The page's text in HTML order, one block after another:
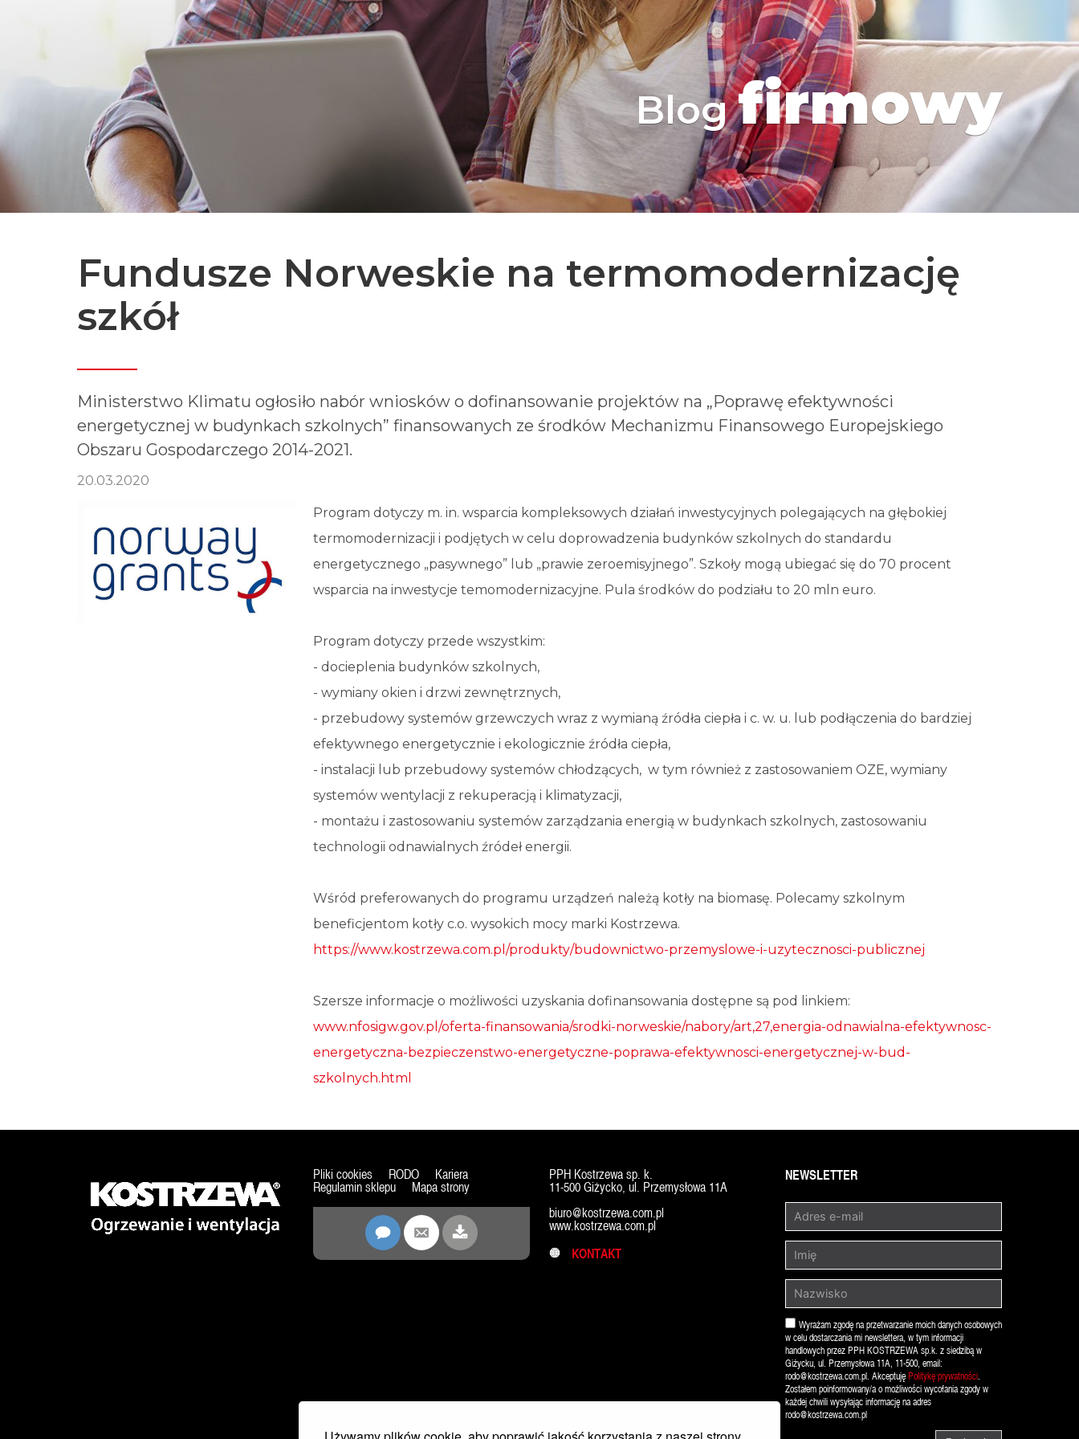
Blogfirmowy
Fundusze Norweskie na termomodernizację
szkół
Ministerstwo Klimatu ogłosiło nabór wniosków o dofinansowanie projektów na „Poprawę efektywności
energetycznej w budynkach szkolnych” finansowanych ze środków Mechanizmu Finansowego Europejskiego
Obszaru Gospodarczego 2014-2021.
20.03.2020
Program dotyczy m. in. wsparcia kompleksowych działań inwestycyjnych polegających na głębokiej
termomodernizacji i podjętych w celu doprowadzenia budynków szkolnych do standardu
energetycznego „pasywnego” lub „prawie zeroemisyjnego”. Szkoły mogą ubiegać się do 70 procent
wsparcia na inwestycje temomodernizacyjne. Pula środków do podziału to 20 mln euro.
Program dotyczy przede wszystkim:
- docieplenia budynków szkolnych,
- wymiany okien i drzwi zewnętrznych,
- przebudowy systemów grzewczych wraz z wymianą źródła ciepła i c. w. u. lub podłączenia do bardziej
efektywnego energetycznie i ekologicznie źródła ciepła,
- instalacji lub przebudowy systemów chłodzących, w tym również z zastosowaniem OZE, wymiany
systemów wentylacji z rekuperacją i klimatyzacji,
- montażu i zastosowaniu systemów zarządzania energią w budynkach szkolnych, zastosowaniu
technologii odnawialnych źródeł energii.
Wśród preferowanych do programu urządzeń należą kotły na biomasę. Polecamy szkolnym
beneficjentom kotły c.o. wysokich mocy marki Kostrzewa.
https://www.kostrzewa.com.pl/produkty/budownictwo-przemyslowe-i-uzytecznosci-publicznej
Szersze informacje o możliwości uzyskania dofinansowania dostępne są pod linkiem:
www.nfosigw.gov.pl/oferta-finansowania/srodki-norweskie/nabory/art,27,energia-odnawialna-efektywnosc-
energetyczna-bezpieczenstwo-energetyczne-poprawa-efektywnosci-energetycznej-w-bud-
szkolnych.html
Pliki cookies RODO
Kariera
Regulamin sklepu
Mapa strony
PPH Kostrzewa sp. k.
11-500 Giżycko, ul. Przemysłowa 11A
biuro@kostrzewa.com.pl
www.kostrzewa.com.pl
KONTAKT
NEWSLETTER
Wyrażam zgodę na przetwarzanie moich danych osobowych
w celu dostarczania mi newslettera, w tym informacji
handlowych przez PPH KOSTRZEWA sp.k. z siedzibą w
Giżycku, ul. Przemysłowa 11A, 11-500, email:
rodo@kostrzewa.com.pl. Akceptuję Politykę prywatności.
Zostałem poinformowany/a o możliwości wycofania zgody w
każdej chwili wysyłając informację na adres
rodo@kostrzewa.com.pl